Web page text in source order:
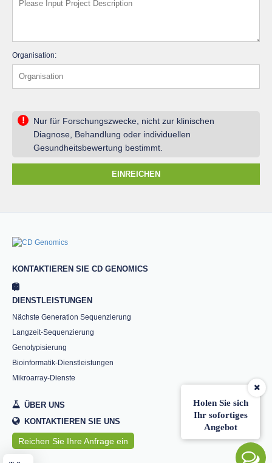
Holen Sie sich
Ihr sofortiges
Angebot
Organisation:
!
Nur für Forschungszwecke, nicht zur klinischen
Diagnose, Behandlung oder individuellen
Gesundheitsbewertung bestimmt.
EINREICHEN
KONTAKTIEREN SIE CD GENOMICS
DIENSTLEISTUNGEN
Nächste Generation Sequenzierung
Langzeit-Sequenzierung
Genotypisierung
Bioinformatik-Dienstleistungen
Mikroarray-Dienste
ÜBER UNS
KONTAKTIEREN SIE UNS
Reichen Sie Ihre Anfrage ein